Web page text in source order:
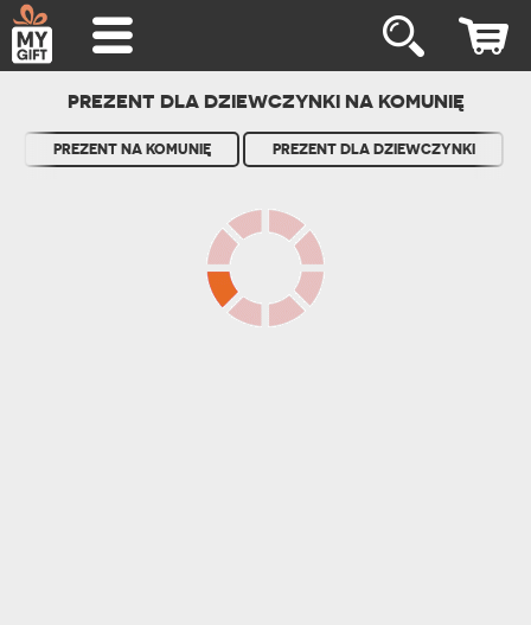
PREZENT DLA DZIEWCZYNKI NA KOMUNIĘ
PREZENT NA KOMUNIĘ PREZENT DLA DZIEWCZYNKI